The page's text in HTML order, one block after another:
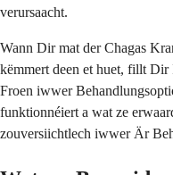
verursaacht.
Wann Dir mat der Chagas
këmmert deen et huet, fillt
Froen iwwer
funktionnéiert a wat ze
zouversiichtlech iwwer Är